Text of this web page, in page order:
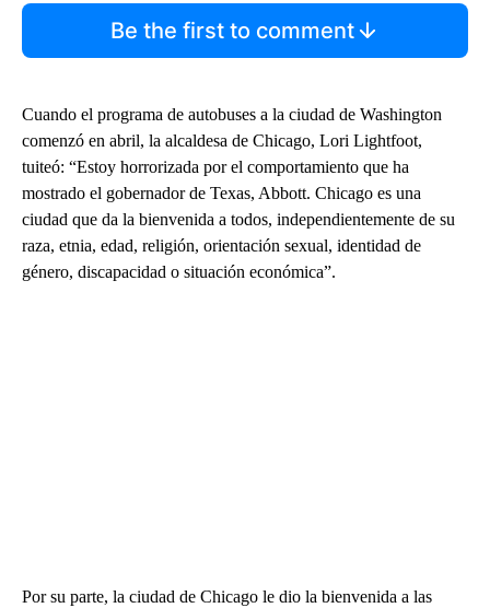
Be the first to comment
Cuando el programa de autobuses a la ciudad de Washington
comenzó en abril, la alcaldesa de Chicago, Lori Lightfoot,
tuiteó: “Estoy horrorizada por el comportamiento que ha
mostrado el gobernador de Texas, Abbott. Chicago es una
ciudad que da la bienvenida a todos, independientemente de su
raza, etnia, edad, religión, orientación sexual, identidad de
género, discapacidad o situación económica”.
Por su parte, la ciudad de Chicago le dio la bienvenida a las